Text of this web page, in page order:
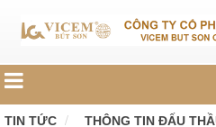
TIN TỨC THÔNG TIN ĐẤU